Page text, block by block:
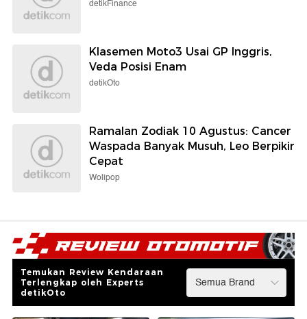
detikFinance
Klasemen Moto3 Usai GP Inggris,
Veda Posisi Enam
detikOto
Ramalan Zodiak 10 Agustus: Cancer
Waspada Banyak Musuh, Leo Berpikir
Cepat
Wolipop
Temukan Review Kendaraan
Terlengkap oleh Experts
detikOto